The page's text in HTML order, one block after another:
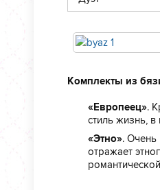
Комплекты из
«Европеец».
стиль жизнь, в
«Этно». Очень
отражает